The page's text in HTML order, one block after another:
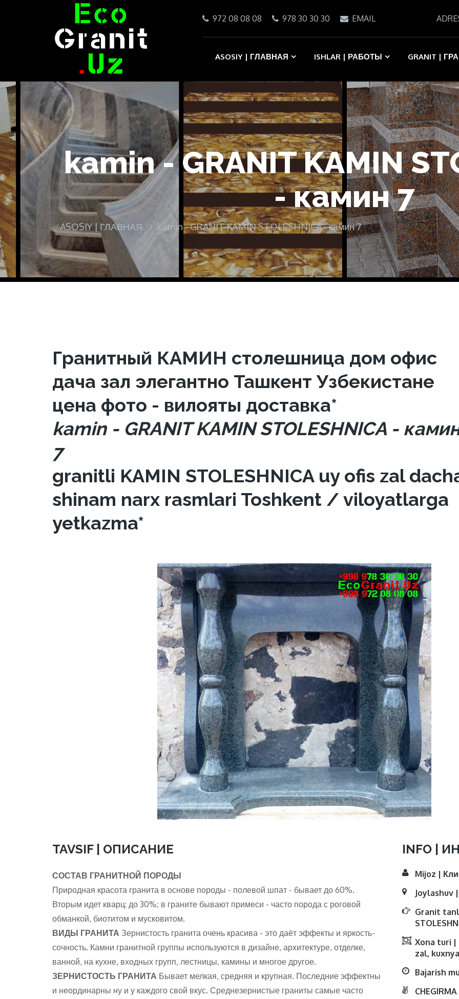
972 08 08 08 978 30 30 30 EMAIL
ASOSIY | ГЛАВНАЯ ISHLAR | РАБОТЫ GRANIT |
kamin - GRANIT KAMIN
- камин 7
ASOSIY | ГЛАВНАЯ kamin - GRANIT KAMIN STOLESHNICA - камин 7
Гранитный КАМИН столешница дом офис
дача зал элегантно Ташкент Узбекистане
цена фото - вилояты доставка*
kamin - GRANIT KAMIN STOLESHNICA -
7
granitli KAMIN STOLESHNICA uy ofis zal
shinam narx rasmlari Toshkent / viloyatlarga
yetkazma*
TAVSIF | ОПИСАНИЕ
СОСТАВ ГРАНИТНОЙ ПОРОДЫ
Природная красота гранита в основе породы - полевой шпат - бывает до 60%.
Вторым идет кварц: до 30%; в граните бывают примеси - часто порода с роговой
обманкой, биотитом и мусковитом.
ВИДЫ ГРАНИТА Зернистость гранита очень красива - это даёт эффекты и яркость-
сочность. Камни гранитной группы используются в дизайне, архитектуре, отделке,
ванной, на кухне, входных групп, лестницы, камины и многое другое.
ЗЕРНИСТОСТЬ ГРАНИТА Бывает мелкая, средняя и крупная. Последние эффектны
и неординарны ну и у каждого свой вкус. Среднезернистые граниты самые часто
INFO |
Mijoz |
Joylashuv
Granit
Xona turi
zal,
Bajarish